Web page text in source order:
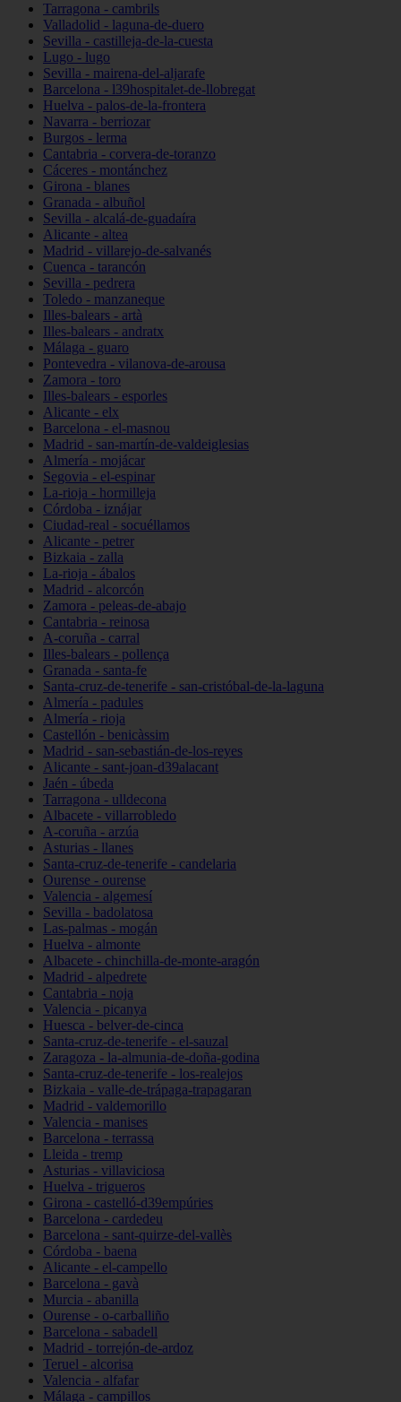
Tarragona - cambrils
Valladolid - laguna-de-duero
Sevilla - castilleja-de-la-cuesta
Lugo - lugo
Sevilla - mairena-del-aljarafe
Barcelona - l39hospitalet-de-llobregat
Huelva - palos-de-la-frontera
Navarra - berriozar
Burgos - lerma
Cantabria - corvera-de-toranzo
Cáceres - montánchez
Girona - blanes
Granada - albuñol
Sevilla - alcalá-de-guadaíra
Alicante - altea
Madrid - villarejo-de-salvanés
Cuenca - tarancón
Sevilla - pedrera
Toledo - manzaneque
Illes-balears - artà
Illes-balears - andratx
Málaga - guaro
Pontevedra - vilanova-de-arousa
Zamora - toro
Illes-balears - esporles
Alicante - elx
Barcelona - el-masnou
Madrid - san-martín-de-valdeiglesias
Almería - mojácar
Segovia - el-espinar
La-rioja - hormilleja
Córdoba - iznájar
Ciudad-real - socuéllamos
Alicante - petrer
Bizkaia - zalla
La-rioja - ábalos
Madrid - alcorcón
Zamora - peleas-de-abajo
Cantabria - reinosa
A-coruña - carral
Illes-balears - pollença
Granada - santa-fe
Santa-cruz-de-tenerife - san-cristóbal-de-la-laguna
Almería - padules
Almería - rioja
Castellón - benicàssim
Madrid - san-sebastián-de-los-reyes
Alicante - sant-joan-d39alacant
Jaén - úbeda
Tarragona - ulldecona
Albacete - villarrobledo
A-coruña - arzúa
Asturias - llanes
Santa-cruz-de-tenerife - candelaria
Ourense - ourense
Valencia - algemesí
Sevilla - badolatosa
Las-palmas - mogán
Huelva - almonte
Albacete - chinchilla-de-monte-aragón
Madrid - alpedrete
Cantabria - noja
Valencia - picanya
Huesca - belver-de-cinca
Santa-cruz-de-tenerife - el-sauzal
Zaragoza - la-almunia-de-doña-godina
Santa-cruz-de-tenerife - los-realejos
Bizkaia - valle-de-trápaga-trapagaran
Madrid - valdemorillo
Valencia - manises
Barcelona - terrassa
Lleida - tremp
Asturias - villaviciosa
Huelva - trigueros
Girona - castelló-d39empúries
Barcelona - cardedeu
Barcelona - sant-quirze-del-vallès
Córdoba - baena
Alicante - el-campello
Barcelona - gavà
Murcia - abanilla
Ourense - o-carballiño
Barcelona - sabadell
Madrid - torrejón-de-ardoz
Teruel - alcorisa
Valencia - alfafar
Málaga - campillos